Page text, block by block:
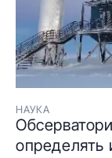
НАУКА
определять